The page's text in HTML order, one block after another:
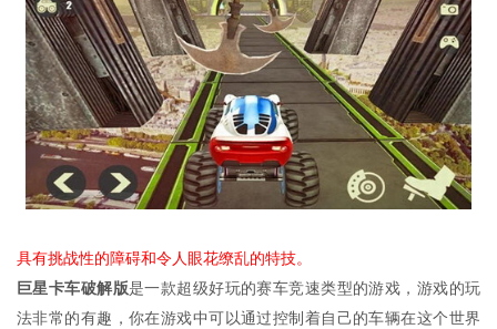
具有挑战性的障碍和令人眼花缭乱的特技。
巨星卡车破解版是一款超级好玩的赛车竞速类型的游戏，游戏的玩
法非常的有趣，你在游戏中可以通过控制着自己的车辆在这个世界